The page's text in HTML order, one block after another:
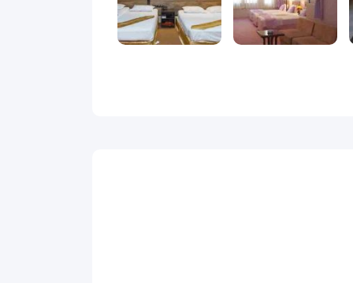
می‌دهد. صبحانه معمولاً به‌صورت سلف‌ سرویس و